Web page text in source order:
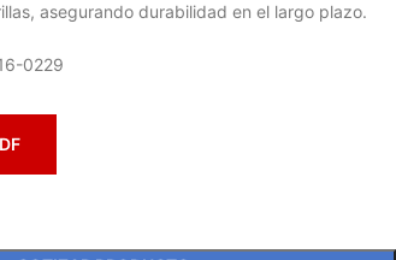
asegurando durabilidad en el largo plazo.
0229